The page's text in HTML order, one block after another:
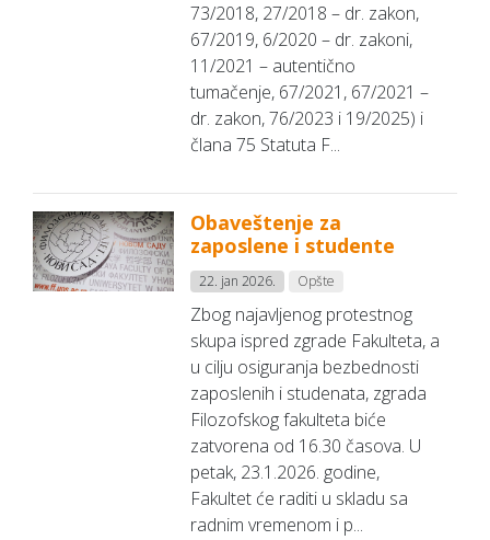
73/2018, 27/2018 – dr. zakon,
67/2019, 6/2020 – dr. zakoni,
11/2021 – autentično
tumačenje, 67/2021, 67/2021 –
dr. zakon, 76/2023 i 19/2025) i
člana 75 Statuta F...
Obaveštenje za
zaposlene i studente
22. jan 2026. Opšte
Zbog najavljenog protestnog
skupa ispred zgrade Fakulteta, a
u cilju osiguranja bezbednosti
zaposlenih i studenata, zgrada
Filozofskog fakulteta biće
zatvorena od 16.30 časova. U
petak, 23.1.2026. godine,
Fakultet će raditi u skladu sa
radnim vremenom i p...